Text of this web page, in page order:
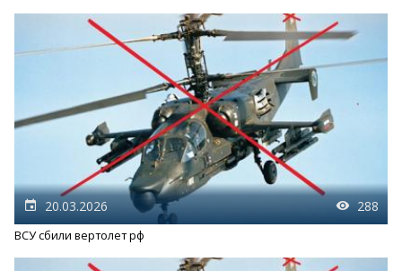
20.03.2026 288
ВСУ сбили вертолет рф